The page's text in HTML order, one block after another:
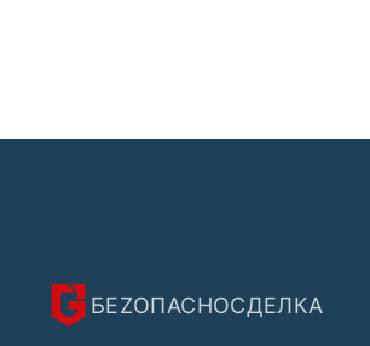
БЕZОПАСНОСДЕЛКА